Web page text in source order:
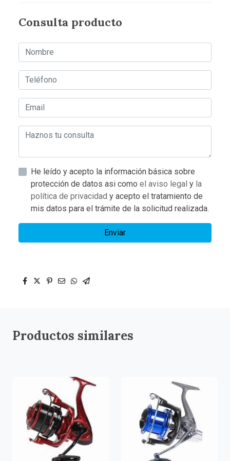
Consulta producto
He leído y acepto la información básica sobre
protección de datos asi como el aviso legal y la
política de privacidad y acepto el tratamiento de
mis datos para el trámite de la solicitud realizada.
Enviar
Productos similares